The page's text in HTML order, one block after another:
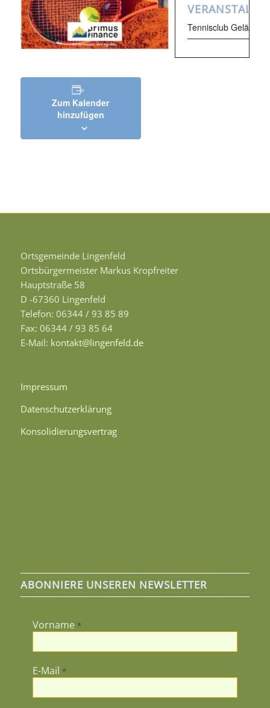
Tennisclub Gelände
Zum Kalender
hinzufügen
Ortsgemeinde Lingenfeld
Ortsbürgermeister Markus Kropfreiter
Hauptstraße 58
D -67360 Lingenfeld
Telefon: 06344 / 93 85 89
Fax: 06344 / 93 85 64
E-Mail: kontakt@lingenfeld.de
Impressum
Datenschutzerklärung
Konsolidierungsvertrag
ABONNIERE UNSEREN NEWSLETTER
Vorname *
E-Mail *